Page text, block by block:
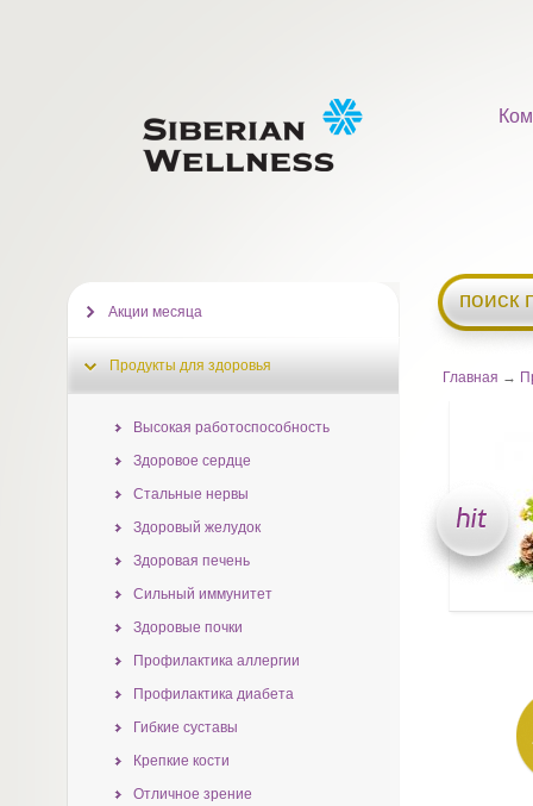
поиск
Главная →
Акции месяца
Продукты для здоровья
Высокая работоспособность
Здоровое сердце
Стальные нервы
Здоровый желудок
Здоровая печень
Сильный иммунитет
Здоровые почки
Профилактика аллергии
Профилактика диабета
Гибкие суставы
Крепкие кости
Отличное зрение